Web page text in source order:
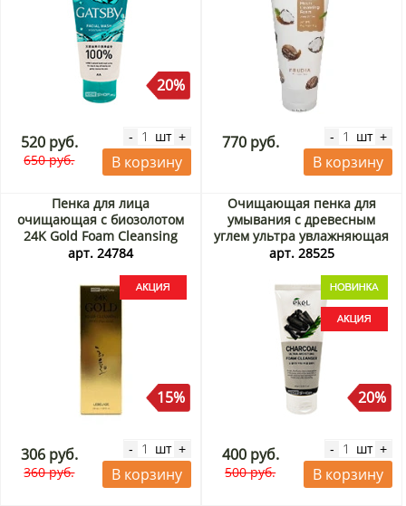
20%
520 руб.
650 руб.
- шт +
В корзину
770 руб. - шт +
В корзину
Пенка для лица
очищающая с биозолотом
24K Gold Foam Cleansing
Heeyul Lebelage, Корея, 100
арт. 24784
15%
306 руб.
360 руб.
- шт +
В корзину
Очищающая пенка для
умывания с древесным
углем ультра увлажняющая
(Ultra Moisture Foam
Корея, 180 мл Акция
арт. 28525
20%
400 руб.
500 руб.
- шт +
В корзину